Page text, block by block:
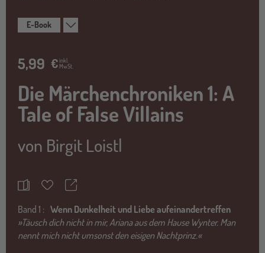
E-Book
5,99 €inkl.
MwSt.
Die Märchenchroniken 1: A
Tale of False Villains
von Birgit Loistl
MerkzettelTeilen
Band 1 : Wenn Dunkelheit und Liebe aufeinandertreffen
»Täusch dich nicht in mir, Ariana aus dem Hause Wynter. Man
nennt mich nicht umsonst den eisigen Nachtprinz.«